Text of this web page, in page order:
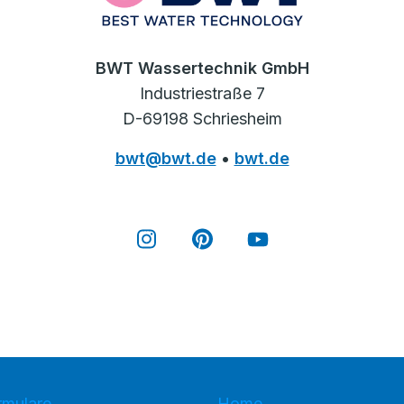
BWT Wassertechnik GmbH
Industriestraße 7
D-69198 Schriesheim
bwt@bwt.de• bwt.de